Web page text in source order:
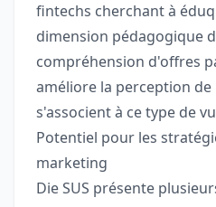
fintechs cherchant à
dimension pédagogique
compréhension d'offres
améliore la perception
s'associent à ce type de
Potentiel pour les
marketing
Die SUS présente